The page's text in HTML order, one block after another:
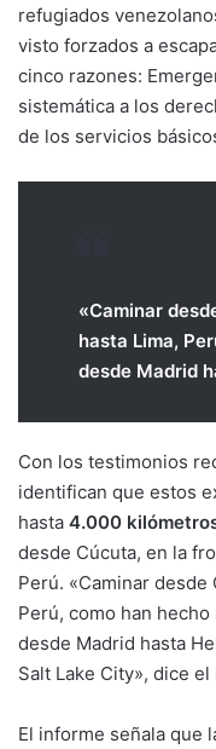
refugiados
visto forzados a
cinco razones:
sistemática a los
de los servicios
«Caminar
hasta Lima,
desde Madrid
Con los testimonios
identifican que estos
hasta 4.000
desde Cúcuta, en la
Perú. «Caminar desde
Perú, como han
desde Madrid hasta
Salt Lake City», dice
El informe señala que